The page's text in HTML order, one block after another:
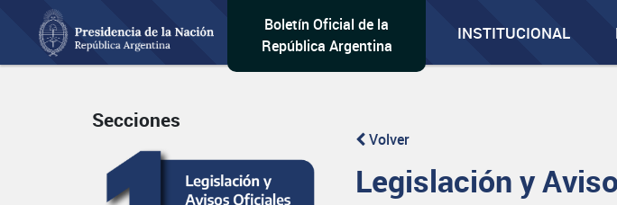
Boletín Oficial de la
República Argentina
INSTITUCIONAL
Secciones
Volver
Legislación y